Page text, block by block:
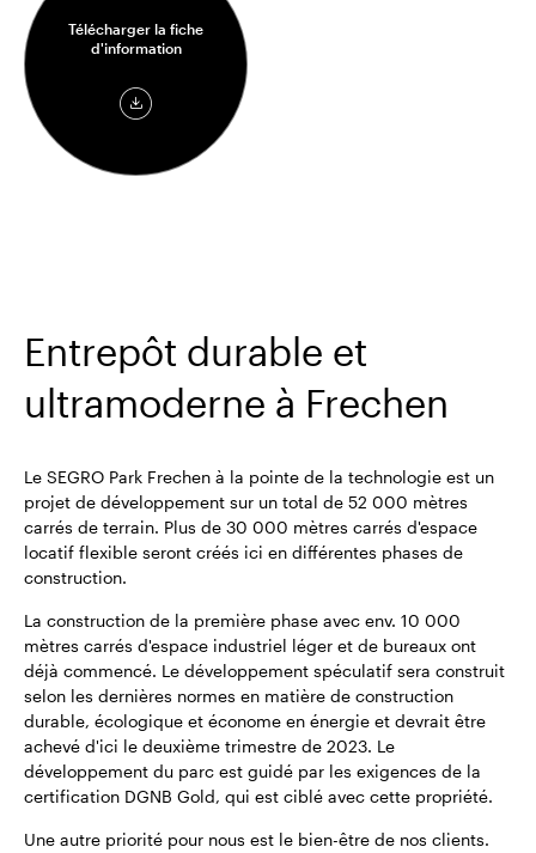
Télécharger la fiche
d'information
Télécharger
la
d'information
Entrepôt durable et
ultramoderne à Frechen
Le SEGRO Park Frechen à la pointe de la technologie est un
projet de développement sur un total de 52 000 mètres
carrés de terrain. Plus de 30 000 mètres carrés d'espace
locatif flexible seront créés ici en différentes phases de
construction.
La construction de la première phase avec env. 10 000
mètres carrés d'espace industriel léger et de bureaux ont
déjà commencé. Le développement spéculatif sera construit
selon les dernières normes en matière de construction
durable, écologique et économe en énergie et devrait être
achevé d'ici le deuxième trimestre de 2023. Le
développement du parc est guidé par les exigences de la
certification DGNB Gold, qui est ciblé avec cette propriété.
Une autre priorité pour nous est le bien-être de nos clients.